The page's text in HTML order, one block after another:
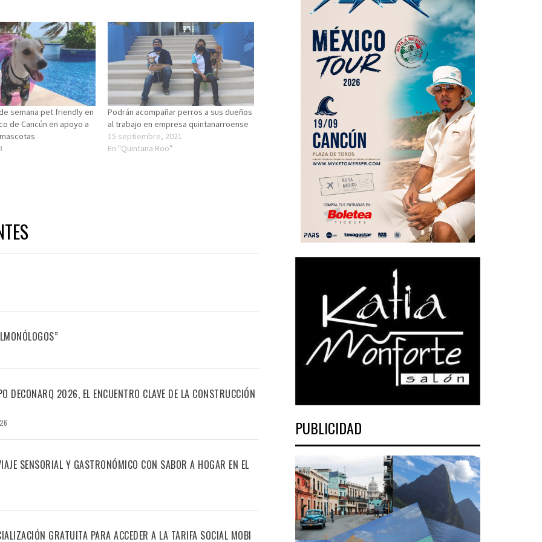
semana pet friendly en
de Cancún en apoyo a
Podrán acompañar perros a sus dueños
al trabajo en empresa quintanarroense
15 septiembre, 2021
En "Quintana Roo"
DECONARQ 2026, EL ENCUENTRO CLAVE DE LA CONSTRUCCIÓN
SENSORIAL Y GASTRONÓMICO CON SABOR A HOGAR EN EL
GRATUITA PARA ACCEDER A LA TARIFA SOCIAL MOBI
PUBLICIDAD